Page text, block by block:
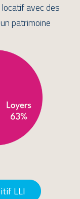
avec des
patrimoine
LLI